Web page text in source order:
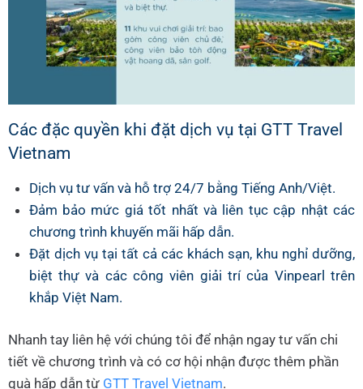
Các đặc quyền khi đặt dịch vụ tại GTT Travel
Vietnam
Dịch vụ tư vấn và hỗ trợ 24/7 bằng Tiếng Anh/Việt.
Đảm bảo mức giá tốt nhất và liên tục cập nhật các
chương trình khuyến mãi hấp dẫn.
Đặt dịch vụ tại tất cả các khách sạn, khu nghỉ dưỡng,
biệt thự và các công viên giải trí của Vinpearl trên
khắp Việt Nam.
Nhanh tay liên hệ với chúng tôi để nhận ngay tư vấn chi
tiết về chương trình và có cơ hội nhận được thêm phần
quà hấp dẫn từ GTT Travel Vietnam.